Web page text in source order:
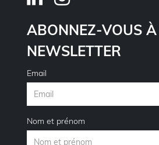
ABONNEZ-VOUS
NEWSLETTER
Email
Nom et prénom